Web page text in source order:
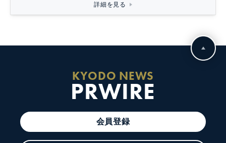
詳細を見る
KYODO NEWS
PRWIRE
会員登録